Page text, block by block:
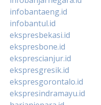
infobantaeng.id
infobantul.id
ekspresbekasi.id
ekspresbone.id
eksprescianjur.id
ekspresgresik.id
ekspresgorontalo.id
ekspresindramayu.id